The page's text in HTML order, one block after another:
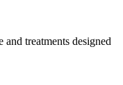
treatments designed